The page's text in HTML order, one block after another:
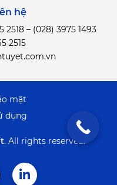
hệ
2518 – (028) 3975 1493
2515
. All rights reserved.
dụng
mật